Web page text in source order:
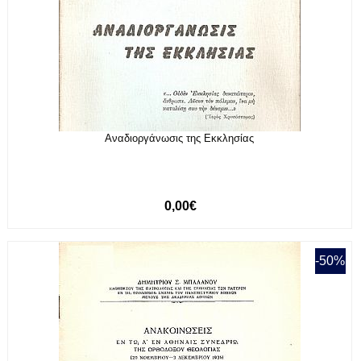
Αναδιοργάνωσις της Εκκλησίας
0,00€
-50%